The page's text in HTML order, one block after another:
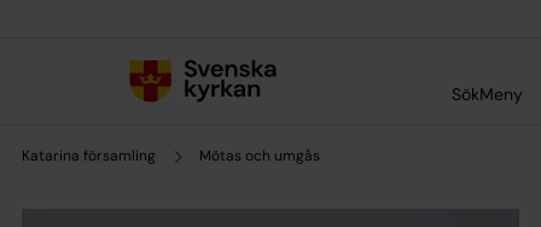
SökMeny
Katarina församling Mötas och umgås